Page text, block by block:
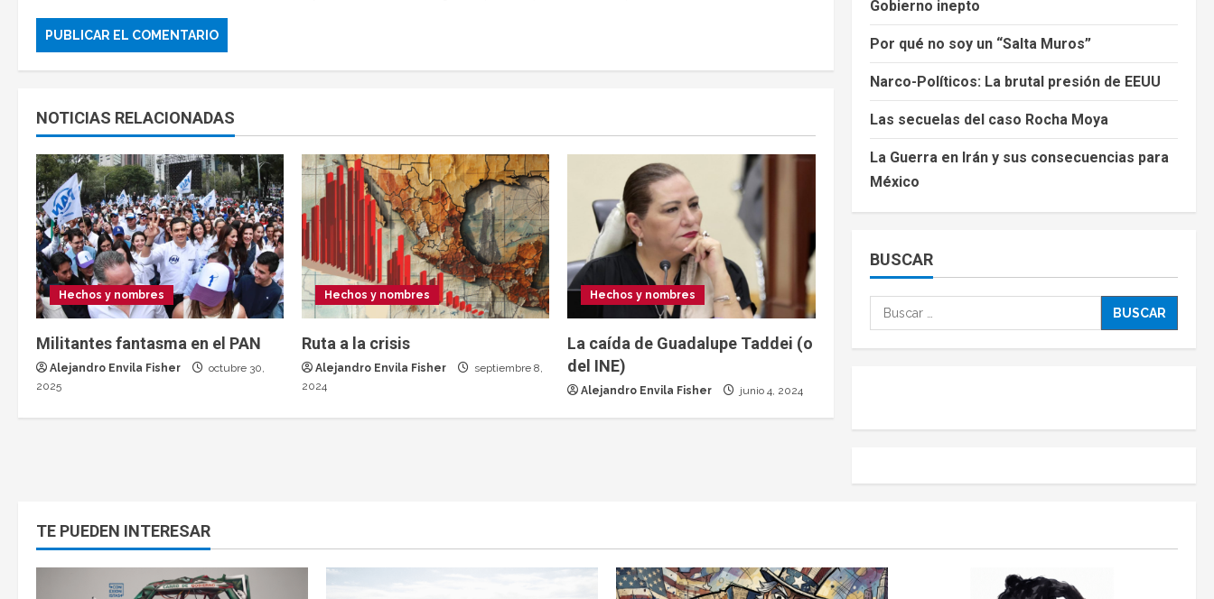
NOTICIAS RELACIONADAS
Hechos y nombres
Militantes fantasma en el PAN
Alejandro Envila Fisher
octubre 30,
2025
Hechos y nombres
Ruta a la crisis
Alejandro Envila Fisher
septiembre 8,
2024
Hechos y nombres
La caída de Guadalupe Taddei (o
del INE)
Alejandro Envila Fisher junio 4, 2024
Gobierno inepto
Por qué no soy un “Salta Muros”
Narco-Políticos: La brutal presión de EEUU
Las secuelas del caso Rocha Moya
La Guerra en Irán y sus consecuencias para
México
BUSCAR
TE PUEDEN INTERESAR